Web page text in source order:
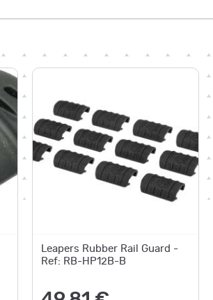
Leapers Rubber Rail Guard -
Ref: RB-HP12B-B